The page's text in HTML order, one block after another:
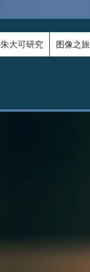
朱大可研究 图像之旅